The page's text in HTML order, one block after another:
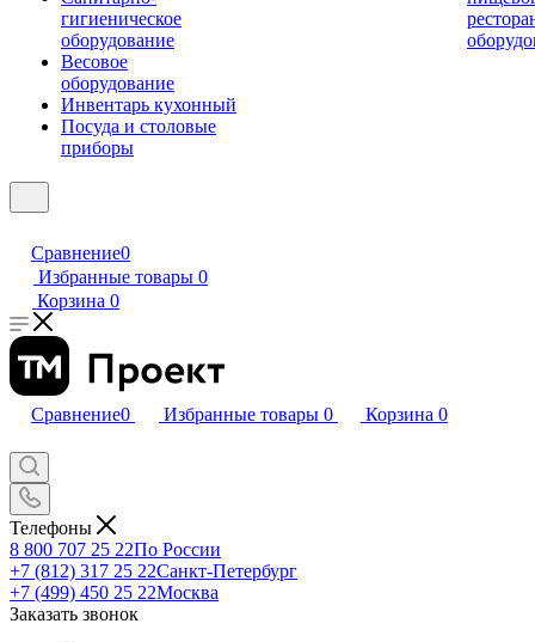
гигиеническое
оборудование
Весовое
оборудование
Инвентарь кухонный
Посуда и столовые
приборы
Сравнение0
Избранные товары 0
Корзина 0
Сравнение0 Избранные товары 0 Корзина 0
Телефоны
8 800 707 25 22По России
+7 (812) 317 25 22Санкт-Петербург
+7 (499) 450 25 22Москва
Заказать звонок